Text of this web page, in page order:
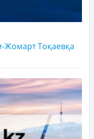
Жомарт Тоқаевқа